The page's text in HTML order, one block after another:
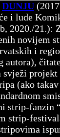
DUNJU
i lude
2020./21.):
novijem
i
autora),
svježi projekt
(ako
strip-fanzin
strip-